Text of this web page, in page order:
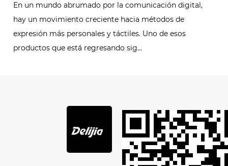
En un mundo abrumado por la comunicación digital,
hay un movimiento creciente hacia métodos de
expresión más personales y táctiles. Uno de esos
productos que está regresando sig...